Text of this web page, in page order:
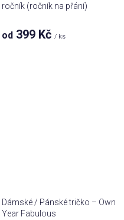
ročník (ročník na přání)
od 399 Kč / ks
Dámské / Pánské tričko – Own
Year Fabulous